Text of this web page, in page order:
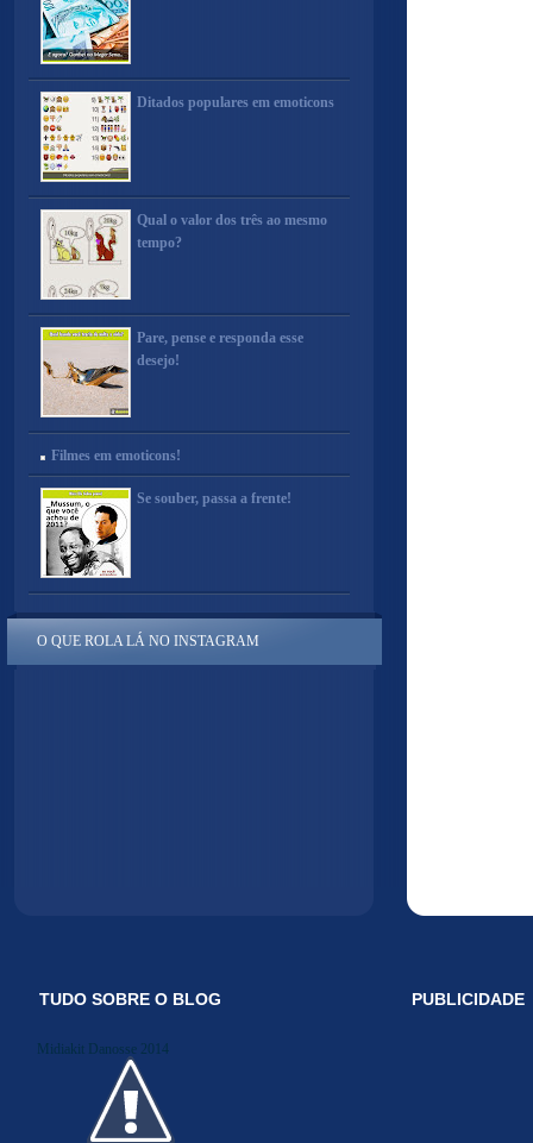
Ditados populares em emoticons
Qual o valor dos três ao mesmo
tempo?
Pare, pense e responda esse
desejo!
Filmes em emoticons!
Se souber, passa a frente!
O QUE ROLA LÁ NO INSTAGRAM
TUDO SOBRE O BLOG
Midiakit Danosse 2014
PUBLICIDADE